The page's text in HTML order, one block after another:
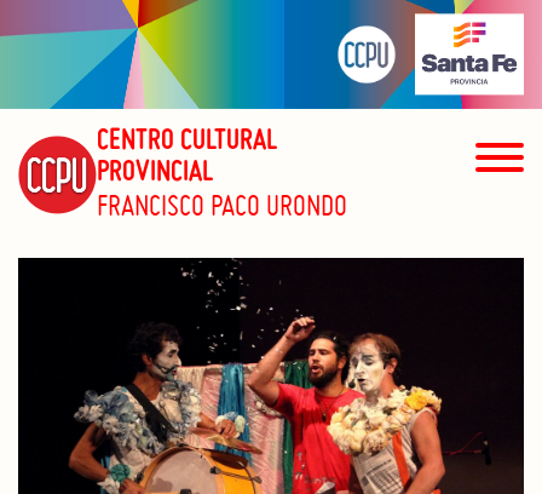
CENTRO CULTURAL
PROVINCIAL
FRANCISCO PACO URONDO